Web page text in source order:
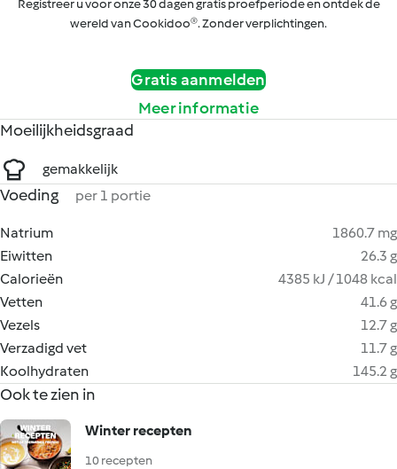
Registreer u voor onze 30 dagen gratis proefperiode en ontdek de
wereld van Cookidoo®. Zonder verplichtingen.
Gratis aanmelden
Meer informatie
Moeilijkheidsgraad
gemakkelijk
Voeding per 1 portie
Natrium
1860.7 mg
Eiwitten
26.3 g
Calorieën
4385 kJ / 1048 kcal
Vetten
41.6 g
Vezels
12.7 g
Verzadigd vet
11.7 g
Koolhydraten
145.2 g
Ook te zien in
Winter recepten
10 recepten